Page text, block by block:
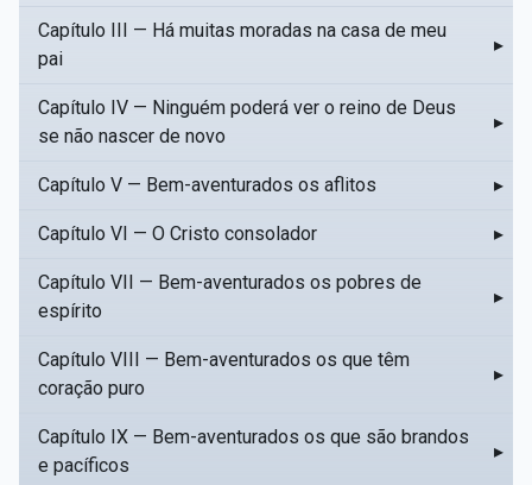
Capítulo III — Há muitas moradas na casa de meu
pai
▸
Capítulo IV — Ninguém poderá ver o reino de Deus
se não nascer de novo
▸
Capítulo V — Bem-aventurados os aflitos ▸
Capítulo VI — O Cristo consolador ▸
Capítulo VII — Bem-aventurados os pobres de
espírito
▸
Capítulo VIII — Bem-aventurados os que têm
coração puro
▸
Capítulo IX — Bem-aventurados os que são brandos
e pacíficos
▸